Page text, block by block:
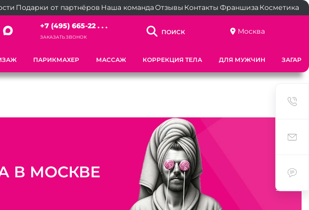
Подарки от партнёров Наша командаОтзывы Контакты Франшиза Косметика
+7 (495) 665-22 . . .
ЗАКАЗАТЬ ЗВОНОК
ПОИСК Москва
ПАРИКМАХЕР МАССАЖ КОРРЕКЦИЯ ТЕЛА ДЛЯ МУЖЧИН ЗАГАР
В МОСКВЕ